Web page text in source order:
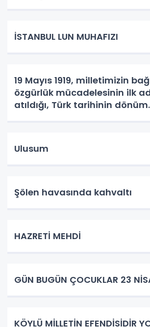
İSTANBUL LUN MUHAFIZI
19 Mayıs 1919, milletimizin
özgürlük mücadelesinin ilk
atıldığı, Türk tarihinin dönüm
Ulusum
Şölen havasında kahvaltı
HAZRETİ MEHDİ
GÜN BUGÜN ÇOCUKLAR 23
KÖYLÜ MİLLETİN EFENDİSİDİR YOZGAT'TA